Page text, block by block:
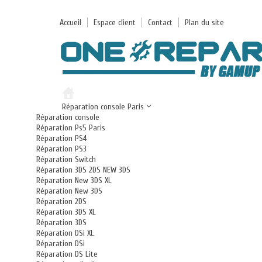
Accueil Espace client Contact Plan du site
Réparation console Paris
Réparation console
Réparation Ps5 Paris
Réparation PS4
Réparation PS3
Réparation Switch
Réparation 3DS 2DS NEW 3DS
Réparation New 3DS XL
Réparation New 3DS
Réparation 2DS
Réparation 3DS XL
Réparation 3DS
Réparation DSi XL
Réparation DSi
Réparation DS Lite